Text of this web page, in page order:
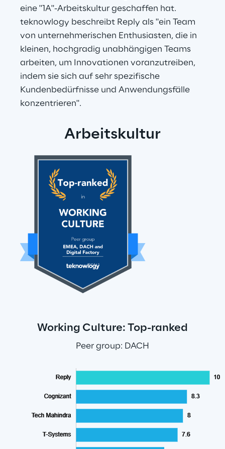
eine "1A"-Arbeitskultur geschaffen hat.
teknowlogy beschreibt Reply als "ein Team
von unternehmerischen Enthusiasten, die in
kleinen, hochgradig unabhängigen Teams
arbeiten, um Innovationen voranzutreiben,
indem sie sich auf sehr spezifische
Kundenbedürfnisse und Anwendungsfälle
konzentrieren".
Arbeitskultur
Working Culture: Top-ranked
Peer group: DACH